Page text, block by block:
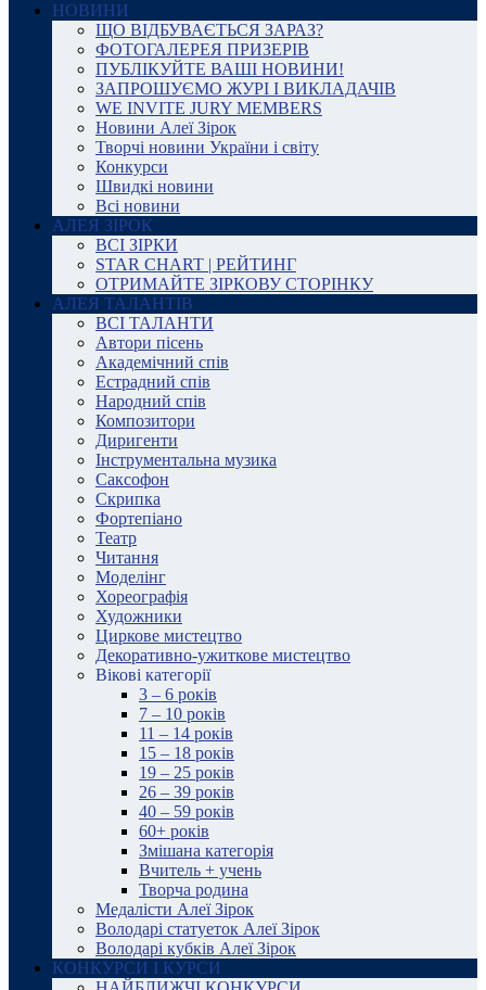
НОВИНИ
ЩО ВІДБУВАЄТЬСЯ ЗАРАЗ?
ФОТОГАЛЕРЕЯ ПРИЗЕРІВ
ПУБЛІКУЙТЕ ВАШІ НОВИНИ!
ЗАПРОШУЄМО ЖУРІ І ВИКЛАДАЧІВ
WE INVITE JURY MEMBERS
Новини Алеї Зірок
Творчі новини України і світу
Конкурси
Швидкі новини
Всі новини
АЛЕЯ ЗІРОК
ВСІ ЗІРКИ
STAR CHART | РЕЙТИНГ
ОТРИМАЙТЕ ЗІРКОВУ СТОРІНКУ
АЛЕЯ ТАЛАНТІВ
ВСІ ТАЛАНТИ
Автори пісень
Академічний спів
Естрадний спів
Народний спів
Композитори
Диригенти
Інструментальна музика
Саксофон
Скрипка
Фортепіано
Театр
Читання
Моделінг
Хореографія
Художники
Циркове мистецтво
Декоративно-ужиткове мистецтво
Вікові категорії
3 – 6 років
7 – 10 років
11 – 14 років
15 – 18 років
19 – 25 років
26 – 39 років
40 – 59 років
60+ років
Змішана категорія
Вчитель + учень
Творча родина
Медалісти Алеї Зірок
Володарі статуеток Алеї Зірок
Володарі кубків Алеї Зірок
КОНКУРСИ І КУРСИ